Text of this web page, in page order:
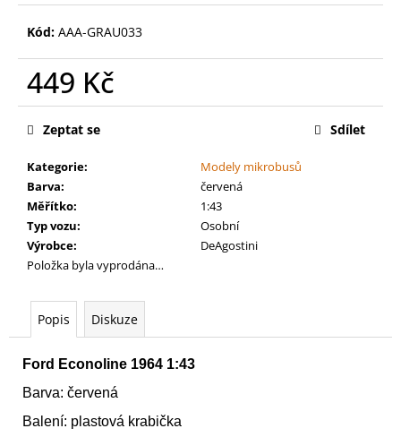
Kód: AAA-GRAU033
449 Kč
Měrná
Kategorie:
Modely mikrobusů
Barva:
červená
Měřítko:
1:43
Typ vozu:
Osobní
Výrobce:
DeAgostini
Položka byla vyprodána…
Zeptat se Sdílet
Popis Diskuze
Ford Econoline 1964 1:43
Barva: červená
Balení: plastová krabička
o
p
o
u
č
u
e
m
e
AGE
BATTLEFORCE:
CITIES
OF
SIGMAR
FOUNDING
FORAY
3